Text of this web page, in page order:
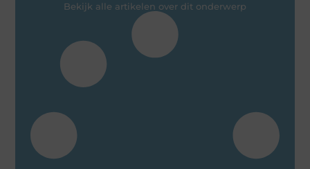
Bekijk alle artikelen over dit onderwerp